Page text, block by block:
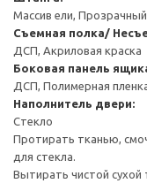
Массив ели,
Съемная полка/
ДСП, Акриловая краска
Боковая панель
ДСП, Полимерная
Наполнитель двери:
Стекло
Протирать тканью,
для стекла.
Вытирать чистой сухой